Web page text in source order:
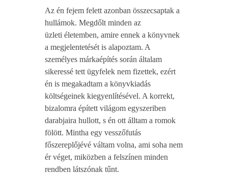
Az én fejem felett azonban összecsaptak a
hullámok. Megdőlt minden az
üzleti életemben, amire ennek a könyvnek
a megjelentetését is alapoztam. A
személyes márkaépítés során általam
sikeressé tett ügyfelek nem fizettek, ezért
én is megakadtam a könyvkiadás
költségeinek kiegyenlítésével. A korrekt,
bizalomra épített világom egyszeriben
darabjaira hullott, s én ott álltam a romok
fölött. Mintha egy vesszőfutás
főszereplőjévé váltam volna, ami soha nem
ér véget, miközben a felszínen minden
rendben látszónak tűnt.